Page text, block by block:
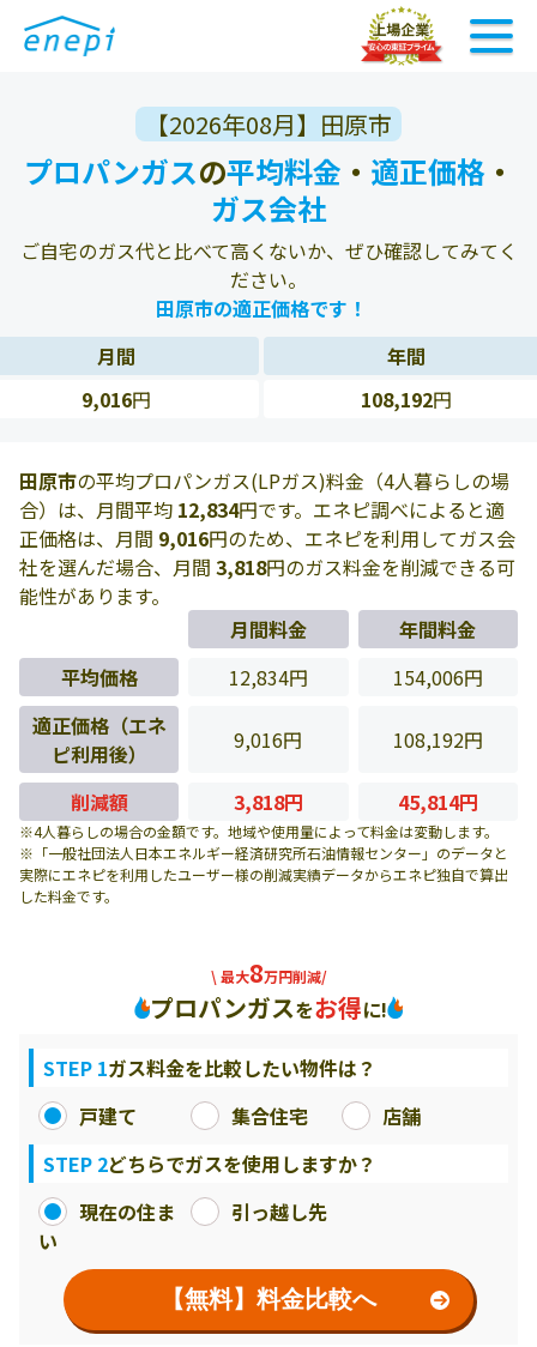
【2026年08月】田原市
プロパンガスの平均料金 ・ 適正価格 ・
ガス会社
ご自宅のガス代と比べて高くないか、ぜひ確認してみてく
ださい。
田原市の適正価格です！
月間
年間
9,016円 108,192円
田原市の平均プロパンガス(LPガス)料金（4人暮らしの場
合）は、月間平均 12,834円です。エネピ調べによると適
正価格は、月間 9,016円のため、エネピを利用してガス会
社を選んだ場合、月間 3,818円のガス料金を削減できる可
能性があります。
月間料金
年間料金
平均価格
12,834円
154,006円
適正価格（エネ
ピ利用後）
9,016円 108,192円
削減額 3,818円 45,814円
※4人暮らしの場合の金額です。地域や使用量によって料金は変動します。
※「一般社団法人日本エネルギー経済研究所石油情報センター」のデータと
実際にエネピを利用したユーザー様の削減実績データからエネピ独自で算出
した料金です。
\ 最大8万円削減/
プロパンガスをお得に!
STEP 1ガス料金を比較したい物件は？
戸建て
集合住宅
店舗
STEP 2どちらでガスを使用しますか？
現在の住ま
い
引っ越し先
【無料】料金比較へ